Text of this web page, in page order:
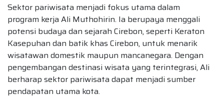
Sektor pariwisata menjadi fokus utama dalam
program kerja Ali Muthohirin. Ia berupaya menggali
potensi budaya dan sejarah Cirebon, seperti Keraton
Kasepuhan dan batik khas Cirebon, untuk menarik
wisatawan domestik maupun mancanegara. Dengan
pengembangan destinasi wisata yang terintegrasi, Ali
berharap sektor pariwisata dapat menjadi sumber
pendapatan utama kota.